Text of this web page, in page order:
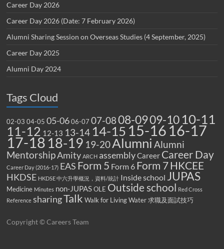
Career Day 2026
Career Day 2026 (Date: 7 February 2026)
Alumni Sharing Session on Overseas Studies (4 September, 2025)
Career Day 2025
Alumni Day 2024
Tags Cloud
02-03 04-05 05-06 06-07 07-0808-0909-10 10-11
11-12 12-13 13-14 14-15 15-16 16-17
17-18 18-19 19-20Alumni Alumni
MentorshipAmity ARCH assemblyCareer Career Day
Career Day (2016-17) EAS Form 5 Form 6 Form 7HKCEE
HKDSE HKDSE 中六升學概況，資料/統計 Inside school JUPAS
Medicine Minutes non-JUPAS OLE Outside school
Red Cross
Reference sharingTalk Walk for Living Water 求職及面試技巧
Copyright © Careers Team